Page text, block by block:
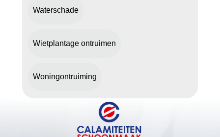
Waterschade
Wietplantage ontruimen
Woningontruiming